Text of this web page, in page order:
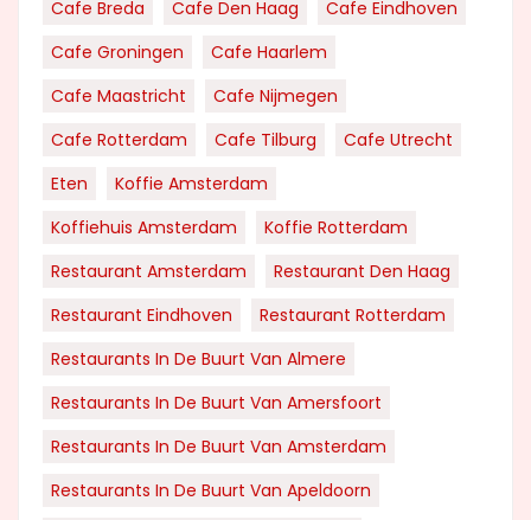
Cafe Breda
Cafe Den Haag
Cafe Eindhoven
Cafe Groningen
Cafe Haarlem
Cafe Maastricht
Cafe Nijmegen
Cafe Rotterdam
Cafe Tilburg
Cafe Utrecht
Eten
Koffie Amsterdam
Koffiehuis Amsterdam
Koffie Rotterdam
Restaurant Amsterdam
Restaurant Den Haag
Restaurant Eindhoven
Restaurant Rotterdam
Restaurants In De Buurt Van Almere
Restaurants In De Buurt Van Amersfoort
Restaurants In De Buurt Van Amsterdam
Restaurants In De Buurt Van Apeldoorn